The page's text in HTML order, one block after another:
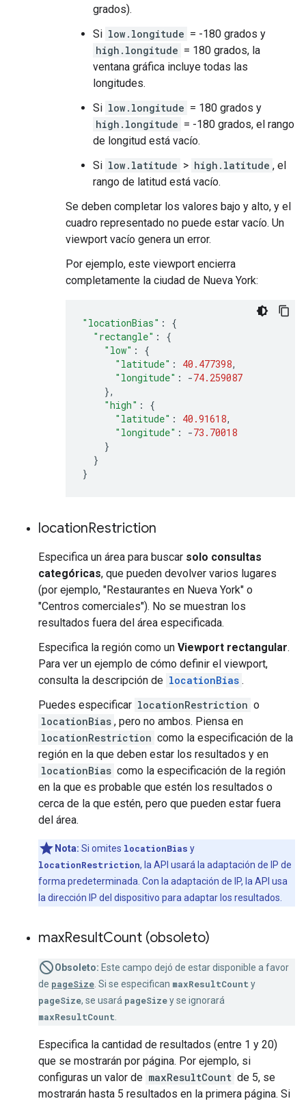
grados).
Si low.longitude = -180 grados y
high.longitude = 180 grados, la
ventana gráfica incluye todas las
longitudes.
Si low.longitude = 180 grados y
high.longitude = -180 grados, el rango
de longitud está vacío.
Si low.latitude > high.latitude , el
rango de latitud está vacío.
Se deben completar los valores bajo y alto, y el
cuadro representado no puede estar vacío. Un
viewport vacío genera un error.
Por ejemplo, este viewport encierra
completamente la ciudad de Nueva York:
"locationBias" :
{
"rectangle" :
{
"low" :
{
"latitude" : 40.477398,
"longitude" : -74.259087
},
"high" :
{
"latitude" : 40.91618,
"longitude" : -73.70018
}
}
}
locationRestriction
Especifica un área para buscar solo consultas
categóricas, que pueden devolver varios lugares
(por ejemplo, "Restaurantes en Nueva York" o
"Centros comerciales"). No se muestran los
resultados fuera del área especificada.
Especifica la región como un Viewport rectangular.
Para ver un ejemplo de cómo definir el viewport,
consulta la descripción de locationBias .
Puedes especificar locationRestriction o
locationBias , pero no ambos. Piensa en
locationRestriction como la especificación de la
región en la que deben estar los resultados y en
locationBias como la especificación de la región
en la que es probable que estén los resultados o
cerca de la que estén, pero que pueden estar fuera
del área.
Nota: Si omites locationBias y
locationRestriction, la API usará la adaptación de IP de
forma predeterminada. Con la adaptación de IP, la API usa
la dirección IP del dispositivo para adaptar los resultados.
maxResultCount (obsoleto)
Obsoleto: Este campo dejó de estar disponible a favor
de pageSize . Si se especifican maxResultCount y
pageSize, se usará pageSizey se ignorará
maxResultCount
Especifica la cantidad de resultados (entre 1 y 20)
que se mostrarán por página. Por ejemplo, si
configuras un valor de maxResultCount de 5, se
mostrarán hasta 5 resultados en la primera página. Si